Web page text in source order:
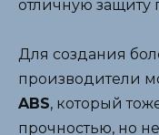
отличную защиту
Для создания
производители
ABS, который
прочностью, но